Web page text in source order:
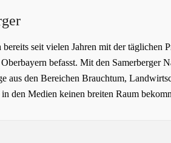
seit vielen Jahren mit der täglichen
befasst. Mit den Samerberger
aus den Bereichen Brauchtum,
den Medien keinen breiten Raum